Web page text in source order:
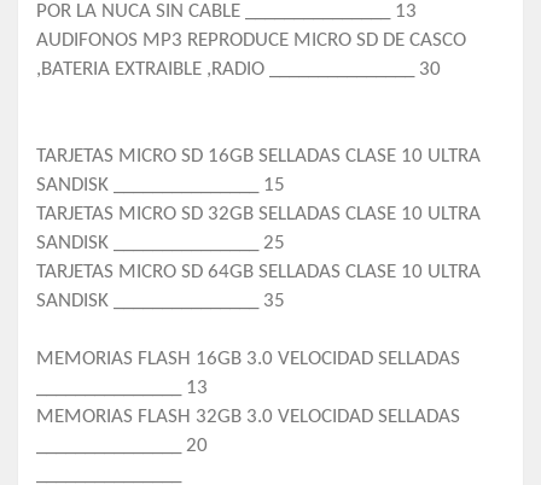
POR LA NUCA SIN CABLE _______________ 13
AUDIFONOS MP3 REPRODUCE MICRO SD DE CASCO
,BATERIA EXTRAIBLE ,RADIO _______________ 30
TARJETAS MICRO SD 16GB SELLADAS CLASE 10 ULTRA
SANDISK _______________ 15
TARJETAS MICRO SD 32GB SELLADAS CLASE 10 ULTRA
SANDISK _______________ 25
TARJETAS MICRO SD 64GB SELLADAS CLASE 10 ULTRA
SANDISK _______________ 35
MEMORIAS FLASH 16GB 3.0 VELOCIDAD SELLADAS
_______________ 13
MEMORIAS FLASH 32GB 3.0 VELOCIDAD SELLADAS
_______________ 20